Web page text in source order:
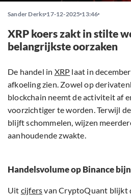
Sander Derks 17-12-2025 13:46
XRP koers zakt in stilte
belangrijkste oorzaken
De handel in XRP laat in
afkoeling zien. Zowel op
blockchain neemt de activiteit af
voorzichtiger te worden. Terwijl
blijft schommelen, wijzen
aanhoudende zwakte.
Handelsvolume op Binance
Uit cijfersvan CryptoQuant blijkt